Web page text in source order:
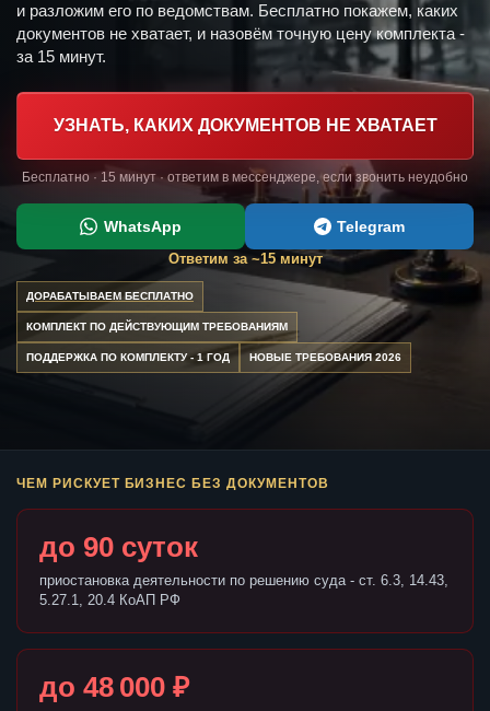
и разложим его по ведомствам. Бесплатно покажем, каких
документов не хватает, и назовём точную цену комплекта -
за 15 минут.
УЗНАТЬ, КАКИХ ДОКУМЕНТОВ НЕ ХВАТАЕТ
Бесплатно · 15 минут · ответим в мессенджере, если звонить неудобно
WhatsApp Telegram
Ответим за ~15 минут
ДОРАБАТЫВАЕМ БЕСПЛАТНО
КОМПЛЕКТ ПО ДЕЙСТВУЮЩИМ ТРЕБОВАНИЯМ
ПОДДЕРЖКА ПО КОМПЛЕКТУ - 1 ГОД НОВЫЕ ТРЕБОВАНИЯ 2026
ЧЕМ РИСКУЕТ БИЗНЕС БЕЗ ДОКУМЕНТОВ
до 90 суток
приостановка деятельности по решению суда - ст. 6.3, 14.43,
5.27.1, 20.4 КоАП РФ
до 48 000 ₽